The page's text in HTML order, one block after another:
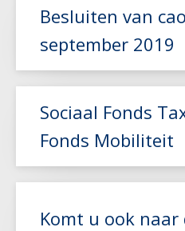
Lees meer
Besluiten van
september 2019
Sociaal Fonds
Fonds Mobiliteit
Komt u ook naar